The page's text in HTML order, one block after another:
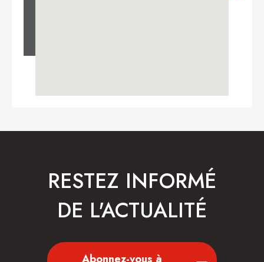
RESTEZ INFORMÉ
DE L'ACTUALITÉ